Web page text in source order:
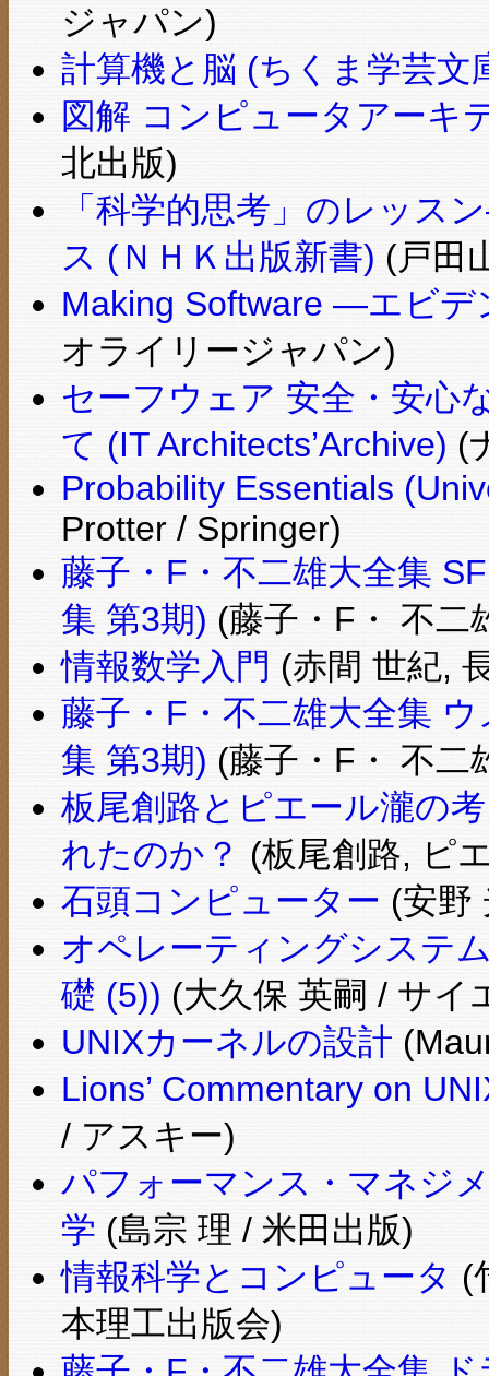
ジャパン)
計算機と脳 (ちくま学芸文
図解 コンピュータアーキ
北出版)
「科学的思考」のレッス
ス (ＮＨＫ出版新書) (戸田
Making Software ―エビデ
オライリージャパン)
セーフウェア 安全・安心
て (IT Architects’Archive) (
Probability Essentials
Protter / Springer)
藤子・F・不二雄大全集
集 第3期) (藤子・F・ 不二
情報数学入門 (赤間 世紀,
藤子・F・不二雄大全集
集 第3期) (藤子・F・ 不二
板尾創路とピエール瀧の
れたのか？ (板尾創路, ピ
石頭コンピューター (安野
オペレーティングシステ
礎 (5)) (大久保 英嗣 / サイ
UNIXカーネルの設計
Lions’ Commentary on
/ アスキー)
パフォーマンス・マネジ
学 (島宗 理 / 米田出版)
情報科学とコンピュータ (
本理工出版会)